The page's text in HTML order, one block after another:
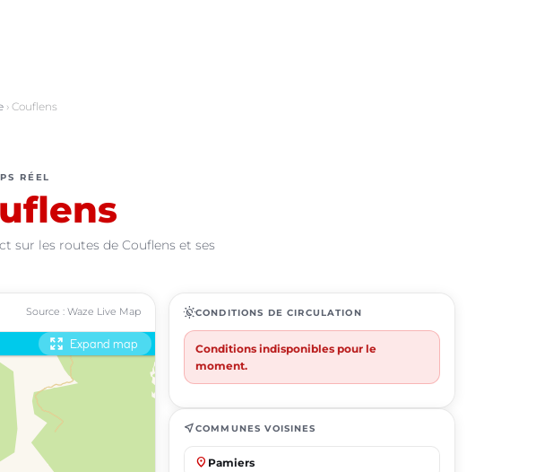
› Couflens
RÉEL
sur les routes de Couflens et ses
Source : Waze Live Map routineCONDITIONS DE CIRCULATION
Conditions indisponibles pour le
moment.
near_meCOMMUNES VOISINES
place Pamiers